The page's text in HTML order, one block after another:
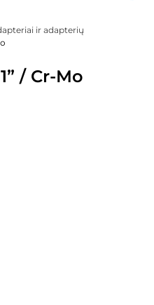
ir adapterių
/ Cr-Mo